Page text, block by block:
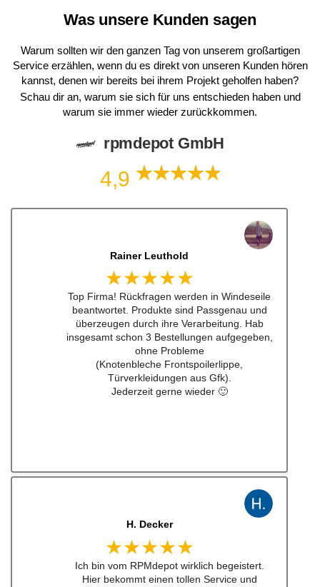
Was unsere Kunden sagen
Warum sollten wir den ganzen Tag von unserem großartigen
Service erzählen, wenn du es direkt von unseren Kunden hören
kannst, denen wir bereits bei ihrem Projekt geholfen haben?
Schau dir an, warum sie sich für uns entschieden haben und
warum sie immer wieder zurückkommen.
rpmdepot GmbH
4,9
Dennis Lorenz (Inch)
★★★★★
Schneller Versandt, Top Qualität immerwieder
gerne bei euch #w201Commumity
J. B
★★★★★
Kann man zu 100% empfehlen. Habe einen
Schalthebel für einen w201 16v besteht.